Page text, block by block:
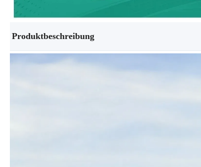
Produktbeschreibung